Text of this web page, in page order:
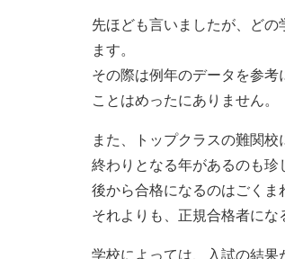
先ほども言いましたが、ど
ます。
その際は例年のデータを参
ことはめったにありません。
また、トップクラスの難関
終わりとなる年があるのも珍
後から合格になるのはごくま
それよりも、正規合格者にな
学校によっては、入試の結果